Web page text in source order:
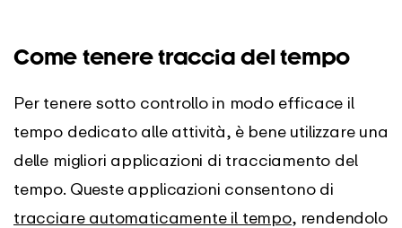
Come tenere traccia del tempo
Per tenere sotto controllo in modo efficace il
tempo dedicato alle attività, è bene utilizzare una
delle migliori applicazioni di tracciamento del
tempo. Queste applicazioni consentono di
tracciare automaticamente il tempo, rendendolo